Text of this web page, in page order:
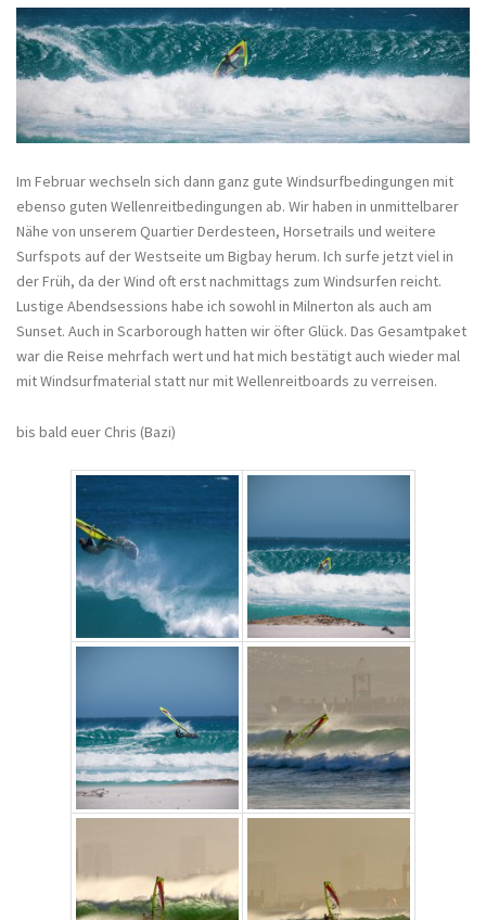
Im Februar wechseln sich dann ganz gute Windsurfbedingungen mit
ebenso guten Wellenreitbedingungen ab. Wir haben in unmittelbarer
Nähe von unserem Quartier Derdesteen, Horsetrails und weitere
Surfspots auf der Westseite um Bigbay herum. Ich surfe jetzt viel in
der Früh, da der Wind oft erst nachmittags zum Windsurfen reicht.
Lustige Abendsessions habe ich sowohl in Milnerton als auch am
Sunset. Auch in Scarborough hatten wir öfter Glück. Das Gesamtpaket
war die Reise mehrfach wert und hat mich bestätigt auch wieder mal
mit Windsurfmaterial statt nur mit Wellenreitboards zu verreisen.
bis bald euer Chris (Bazi)